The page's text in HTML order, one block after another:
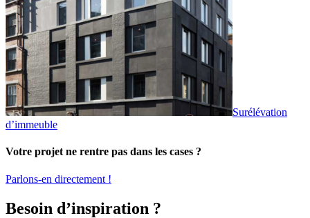
Surélévation
d’immeuble
Votre projet ne rentre pas dans les cases ?
Parlons-en directement !
Besoin d’inspiration ?